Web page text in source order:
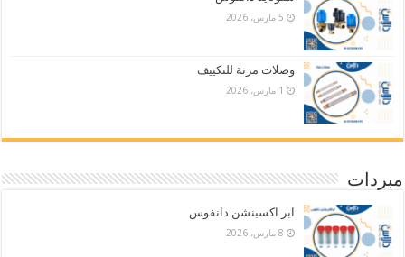
5 مارس، 2026
وصلات مرنة للتكييف
1 مارس، 2026
مبردات
ابر اكسبنشن دانفوس
8 مارس، 2026